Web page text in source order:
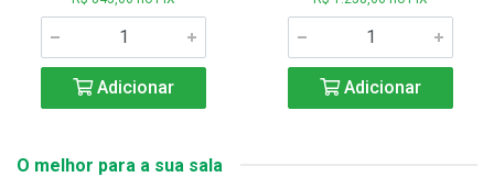
Adicionar Adicionar
O melhor para a sua sala